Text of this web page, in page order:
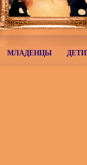
МЛАДЕНЦЫ ДЕТИ